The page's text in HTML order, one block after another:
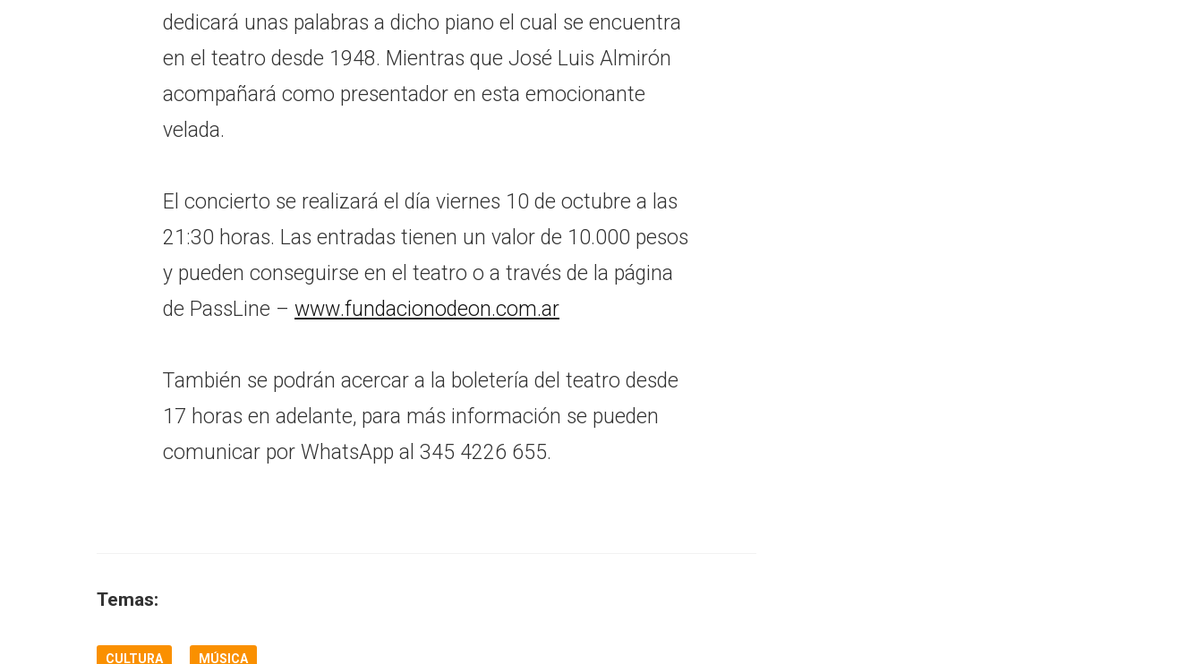
dedicará unas palabras a dicho piano el cual se encuentra
en el teatro desde 1948. Mientras que José Luis Almirón
acompañará como presentador en esta emocionante
velada.
El concierto se realizará el día viernes 10 de octubre a las
21:30 horas. Las entradas tienen un valor de 10.000 pesos
y pueden conseguirse en el teatro o a través de la página
de PassLine – www.fundacionodeon.com.ar
También se podrán acercar a la boletería del teatro desde
17 horas en adelante, para más información se pueden
comunicar por WhatsApp al 345 4226 655.
Temas:
CULTURA MÚSICA